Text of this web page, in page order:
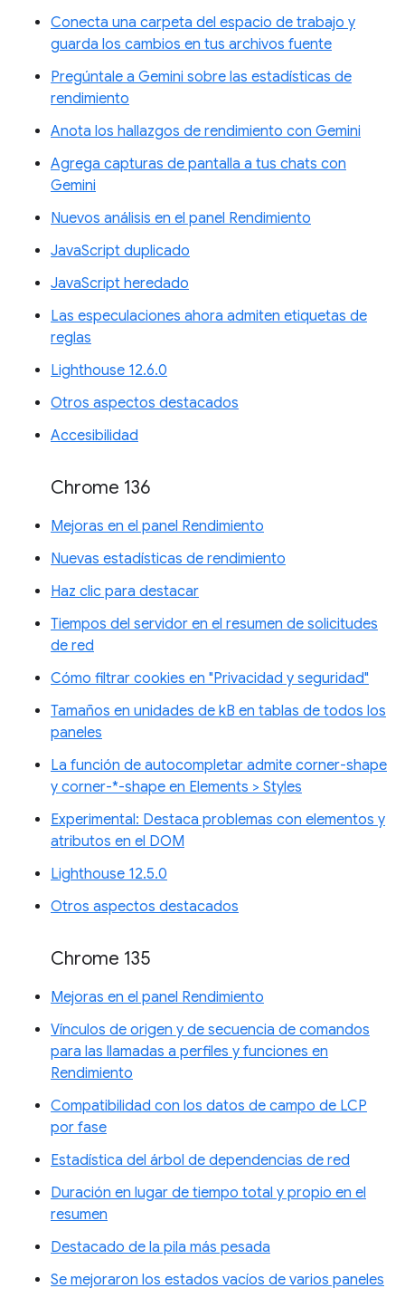
Conecta una carpeta del espacio de trabajo y
guarda los cambios en tus archivos fuente
Pregúntale a Gemini sobre las estadísticas de
rendimiento
Anota los hallazgos de rendimiento con Gemini
Agrega capturas de pantalla a tus chats con
Gemini
Nuevos análisis en el panel Rendimiento
JavaScript duplicado
JavaScript heredado
Las especulaciones ahora admiten etiquetas de
reglas
Lighthouse 12.6.0
Otros aspectos destacados
Accesibilidad
Chrome 136
Mejoras en el panel Rendimiento
Nuevas estadísticas de rendimiento
Haz clic para destacar
Tiempos del servidor en el resumen de solicitudes
de red
Cómo filtrar cookies en "Privacidad y seguridad"
Tamaños en unidades de kB en tablas de todos los
paneles
La función de autocompletar admite corner-shape
y corner-*-shape en Elements > Styles
Experimental: Destaca problemas con elementos y
atributos en el DOM
Lighthouse 12.5.0
Otros aspectos destacados
Chrome 135
Mejoras en el panel Rendimiento
Vínculos de origen y de secuencia de comandos
para las llamadas a perfiles y funciones en
Rendimiento
Compatibilidad con los datos de campo de LCP
por fase
Estadística del árbol de dependencias de red
Duración en lugar de tiempo total y propio en el
resumen
Destacado de la pila más pesada
Se mejoraron los estados vacíos de varios paneles